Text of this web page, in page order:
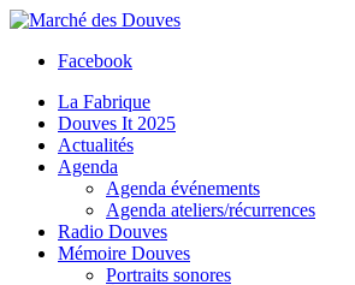
Facebook
La Fabrique
Douves It 2025
Actualités
Agenda
Agenda événements
Agenda ateliers/récurrences
Radio Douves
Mémoire Douves
Portraits sonores